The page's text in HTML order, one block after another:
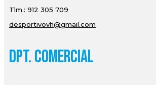
Tlm.: 912 305 709
desportivovh@gmail.com
Dpt. Comercial